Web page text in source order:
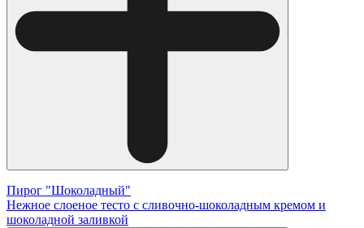
Пирог "Шоколадный"
Нежное слоеное тесто с сливочно-шоколадным кремом и
шоколадной заливкой